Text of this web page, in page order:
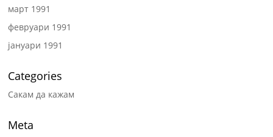
март 1991
февруари 1991
јануари 1991
Categories
Сакам да кажам
Meta